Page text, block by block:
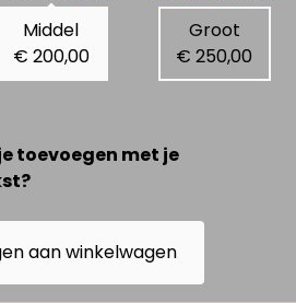
Middel
€ 200,00
Groot
€ 250,00
toevoegen met je
aan winkelwagen